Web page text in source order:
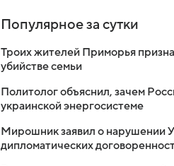
Популярное за сутки
Троих жителей Приморья
убийстве семьи
Политолог объяснил, зачем
украинской энергосистеме
Мирошник заявил о нарушении
дипломатических